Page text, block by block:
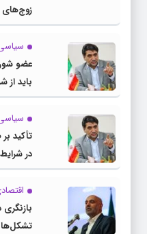
زوج‌های
عضو
باید
عبور کنیم
تأکید
در
تشکل‌ها